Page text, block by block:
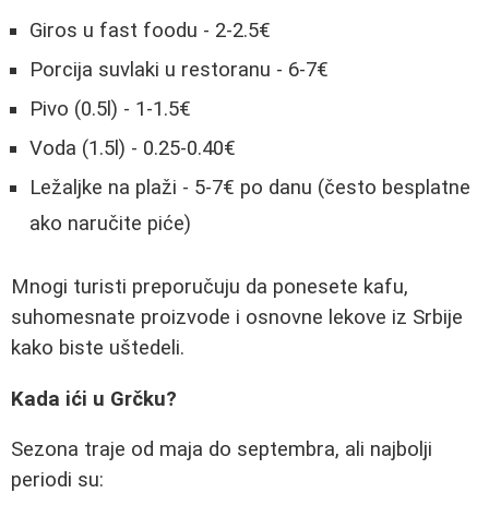
Giros u fast foodu - 2-2.5€
Porcija suvlaki u restoranu - 6-7€
Pivo (0.5l) - 1-1.5€
Voda (1.5l) - 0.25-0.40€
Ležaljke na plaži - 5-7€ po danu (često besplatne
ako naručite piće)
Mnogi turisti preporučuju da ponesete kafu,
suhomesnate proizvode i osnovne lekove iz Srbije
kako biste uštedeli.
Kada ići u Grčku?
Sezona traje od maja do septembra, ali najbolji
periodi su: